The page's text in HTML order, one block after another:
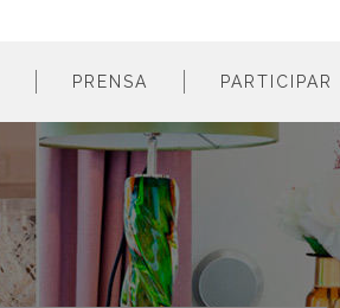
PRENSA PARTICIPAR
profesionales